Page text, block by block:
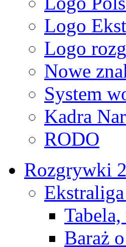
Logo
Logo
Nowe
System
Kadra
RODO
Rozgrywki
Baraż